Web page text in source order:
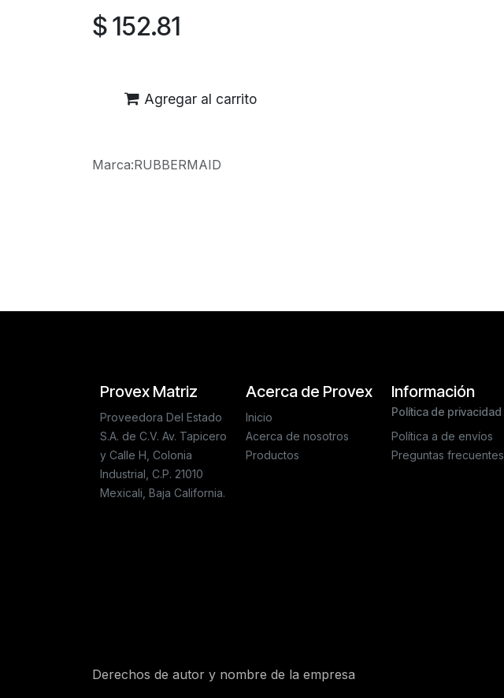
$152.81
Agregar al carrito
Marca:RUBBERMAID
Acerca de Provex
Inicio
Acerca de nosotros
Productos
Provex Matriz
Proveedora Del Estado
S.A. de C.V. Av. Tapicero
y Calle H, Colonia
Industrial, C.P. 21010
Mexicali, Baja California.
Información
Política de privacidad
Política a de envíos
Preguntas frecuentes
Derechos de autor y nombre de la empresa